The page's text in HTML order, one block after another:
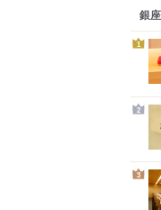
銀
1
2
3